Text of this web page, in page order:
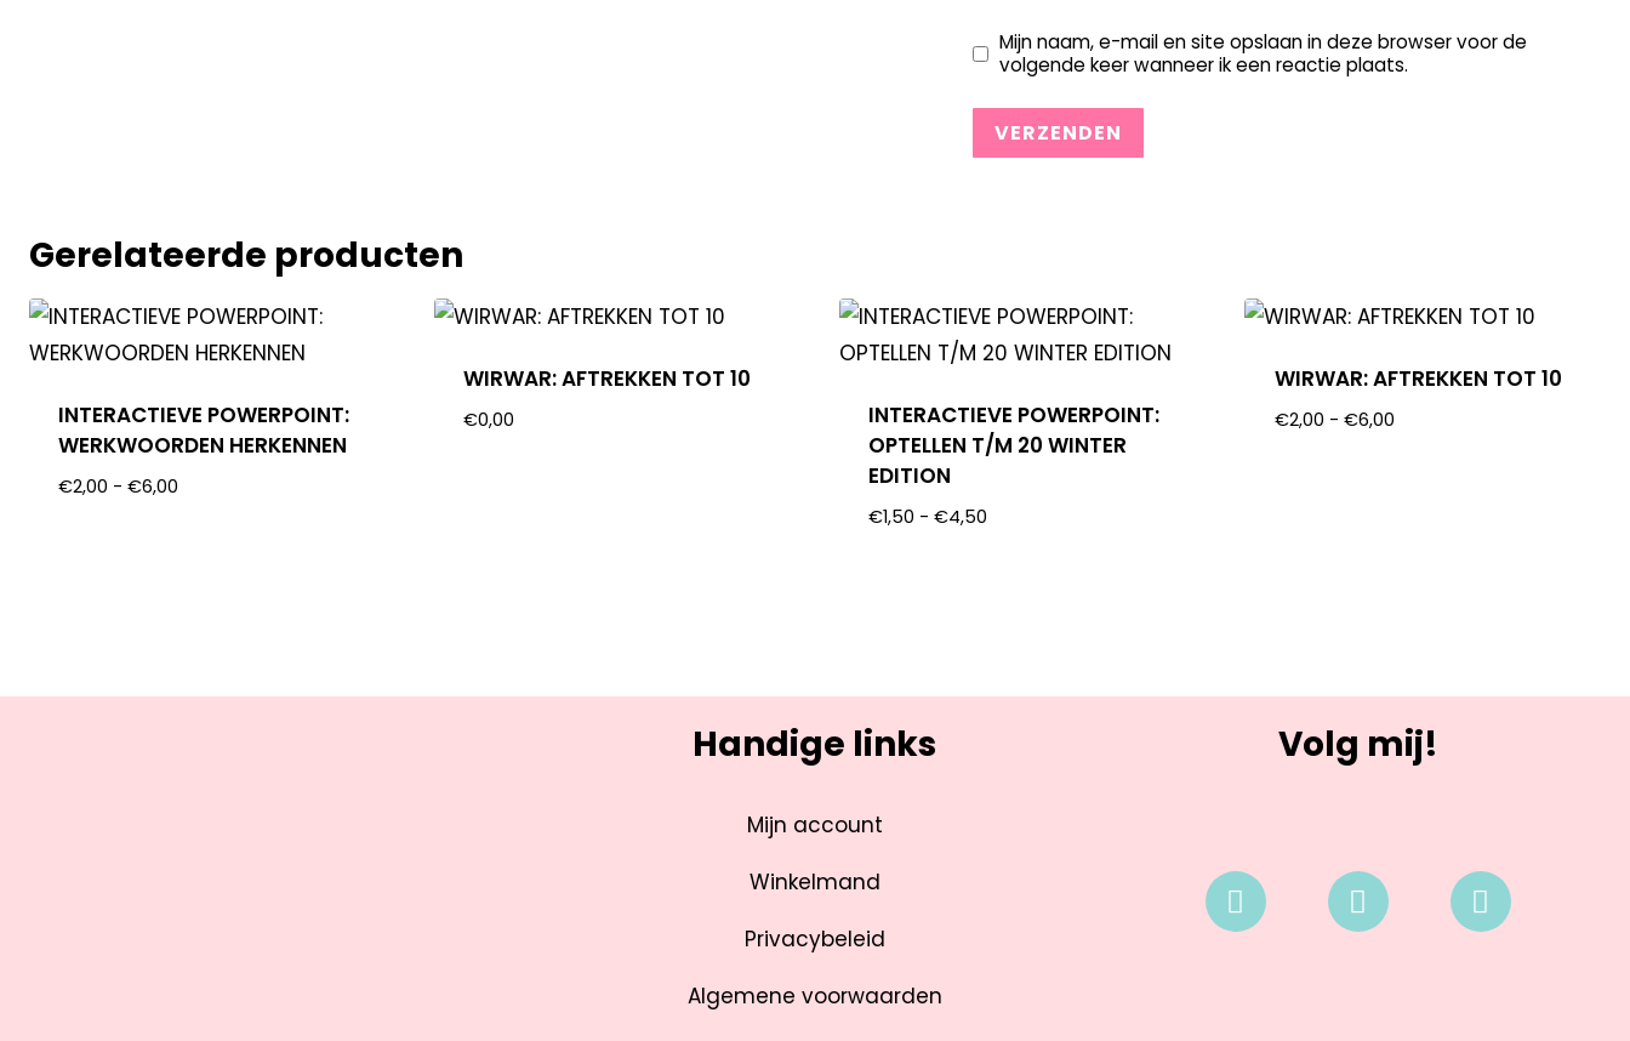
Mijn naam, e-mail en site opslaan in deze browser voor de
volgende keer wanneer ik een reactie plaats.
Gerelateerde producten
INTERACTIEVE POWERPOINT:
WERKWOORDEN HERKENNEN
€2,00 - €6,00
WIRWAR: AFTREKKEN TOT 10
€0,00
INTERACTIEVE POWERPOINT:
OPTELLEN T/M 20 WINTER
EDITION
€1,50 - €4,50
WIRWAR: AFTREKKEN TOT 10
€2,00 - €6,00
Handige links
Mijn account
Winkelmand
Privacybeleid
Algemene voorwaarden
Volg mij!